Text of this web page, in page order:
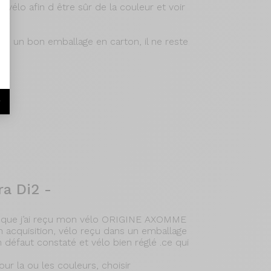
vélo afin d être sûr de la couleur et voir
un bon emballage en carton, il ne reste
Di2 -
j’ai reçu mon vélo ORIGINE AXOMME
vélo reçu dans un emballage
constaté et vélo bien réglé .ce qui
la ou les couleurs, choisir